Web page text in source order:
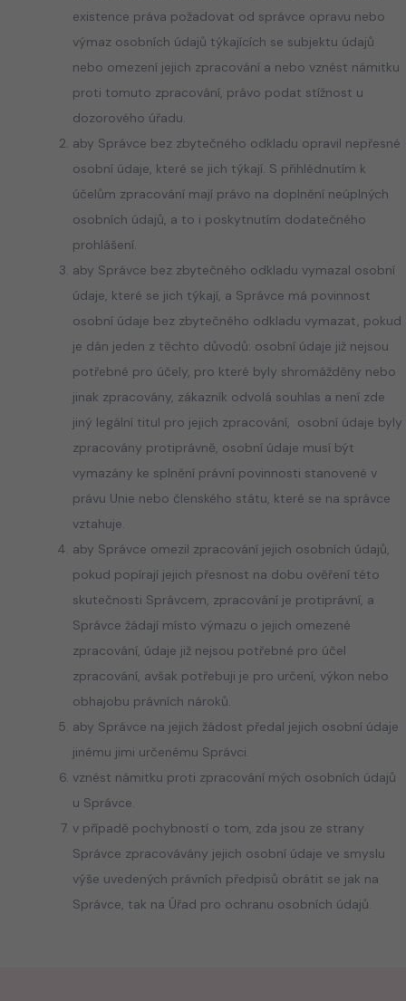
existence práva požadovat od správce opravu nebo
výmaz osobních údajů týkajících se subjektu údajů
nebo omezení jejich zpracování a nebo vznést námitku
proti tomuto zpracování, právo podat stížnost u
dozorového úřadu.
aby Správce bez zbytečného odkladu opravil nepřesné
osobní údaje, které se jich týkají. S přihlédnutím k
účelům zpracování mají právo na doplnění neúplných
osobních údajů, a to i poskytnutím dodatečného
prohlášení.
aby Správce bez zbytečného odkladu vymazal osobní
údaje, které se jich týkají, a Správce má povinnost
osobní údaje bez zbytečného odkladu vymazat, pokud
je dán jeden z těchto důvodů: osobní údaje již nejsou
potřebné pro účely, pro které byly shromážděny nebo
jinak zpracovány, zákazník odvolá souhlas a není zde
jiný legální titul pro jejich zpracování, osobní údaje byly
zpracovány protiprávně, osobní údaje musí být
vymazány ke splnění právní povinnosti stanovené v
právu Unie nebo členského státu, které se na správce
vztahuje.
aby Správce omezil zpracování jejich osobních údajů,
pokud popírají jejich přesnost na dobu ověření této
skutečnosti Správcem, zpracování je protiprávní, a
Správce žádají místo výmazu o jejich omezené
zpracování, údaje již nejsou potřebné pro účel
zpracování, avšak potřebuji je pro určení, výkon nebo
obhajobu právních nároků.
aby Správce na jejich žádost předal jejich osobní údaje
jinému jimi určenému Správci.
vznést námitku proti zpracování mých osobních údajů
u Správce.
v případě pochybností o tom, zda jsou ze strany
Správce zpracovávány jejich osobní údaje ve smyslu
výše uvedených právních předpisů obrátit se jak na
Správce, tak na Úřad pro ochranu osobních údajů.